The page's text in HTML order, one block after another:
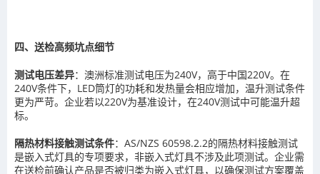
四、送检高频坑点细节
测试电压差异：澳洲标准测试电压为240V，高于中国220V。在
240V条件下，LED筒灯的功耗和发热量会相应增加，温升测试条件
更为严苛。企业若以220V为基准设计，在240V测试中可能温升超
标。
隔热材料接触测试条件：AS/NZS 60598.2.2的隔热材料接触测试
是嵌入式灯具的专项要求，非嵌入式灯具不涉及此项测试。企业需
在送检前确认产品是否被归类为嵌入式灯具，以确保测试方案覆盖